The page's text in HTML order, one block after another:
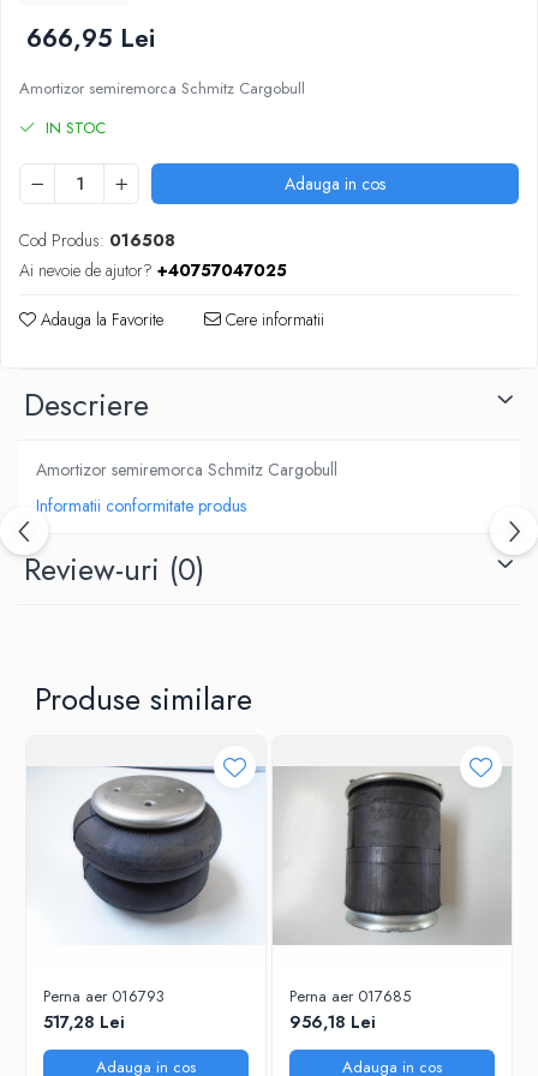
SUPAPE PNEUMATICE
666,95 Lei
Amortizor semiremorca Schmitz Cargobull
IN STOC
Adauga in cos
Cod Produs: 016508
Ai nevoie de ajutor? +40757047025
Adauga la Favorite Cere informatii
Descriere
Amortizor semiremorca Schmitz Cargobull
Informatii conformitate produs
Review-uri (0)
Produse similare
Perna aer 016793
517,28 Lei
Adauga in cos
Perna aer 017685
956,18 Lei
Adauga in cos